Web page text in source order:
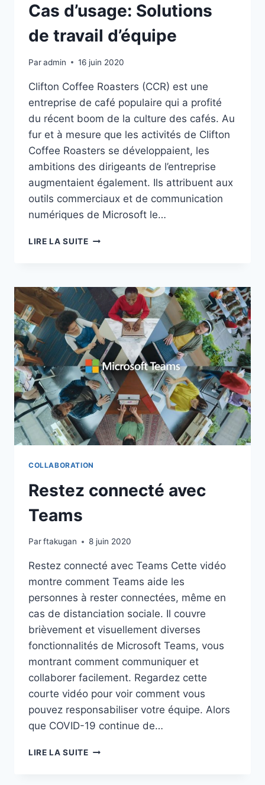
Cas d’usage: Solutions
de travail d’équipe
Paradmin 16 juin 2020
Clifton Coffee Roasters (CCR) est une
entreprise de café populaire qui a profité
du récent boom de la culture des cafés. Au
fur et à mesure que les activités de Clifton
Coffee Roasters se développaient, les
ambitions des dirigeants de l’entreprise
augmentaient également. Ils attribuent aux
outils commerciaux et de communication
numériques de Microsoft le…
LIRE LA SUITECAS
TRAVAIL
D’ÉQUIPE
COLLABORATION
Restez connecté avec
Teams
Parftakugan 8 juin 2020
Restez connecté avec Teams Cette vidéo
montre comment Teams aide les
personnes à rester connectées, même en
cas de distanciation sociale. Il couvre
brièvement et visuellement diverses
fonctionnalités de Microsoft Teams, vous
montrant comment communiquer et
collaborer facilement. Regardez cette
courte vidéo pour voir comment vous
pouvez responsabiliser votre équipe. Alors
que COVID-19 continue de…
LIRE LA SUITERESTEZ